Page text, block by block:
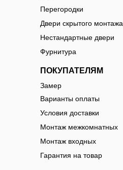
Перегородки
Двери скрытого монтажа
Нестандартные двери
Фурнитура
ПОКУПАТЕЛЯМ
Замер
Варианты оплаты
Условия доставки
Монтаж межкомнатных
Монтаж входных
Гарантия на товар